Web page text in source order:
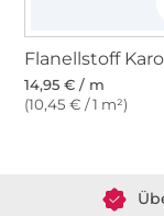
14,95 € / m
(10,45 € / 1 m²)